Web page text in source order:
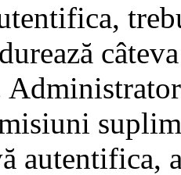
autentifica,